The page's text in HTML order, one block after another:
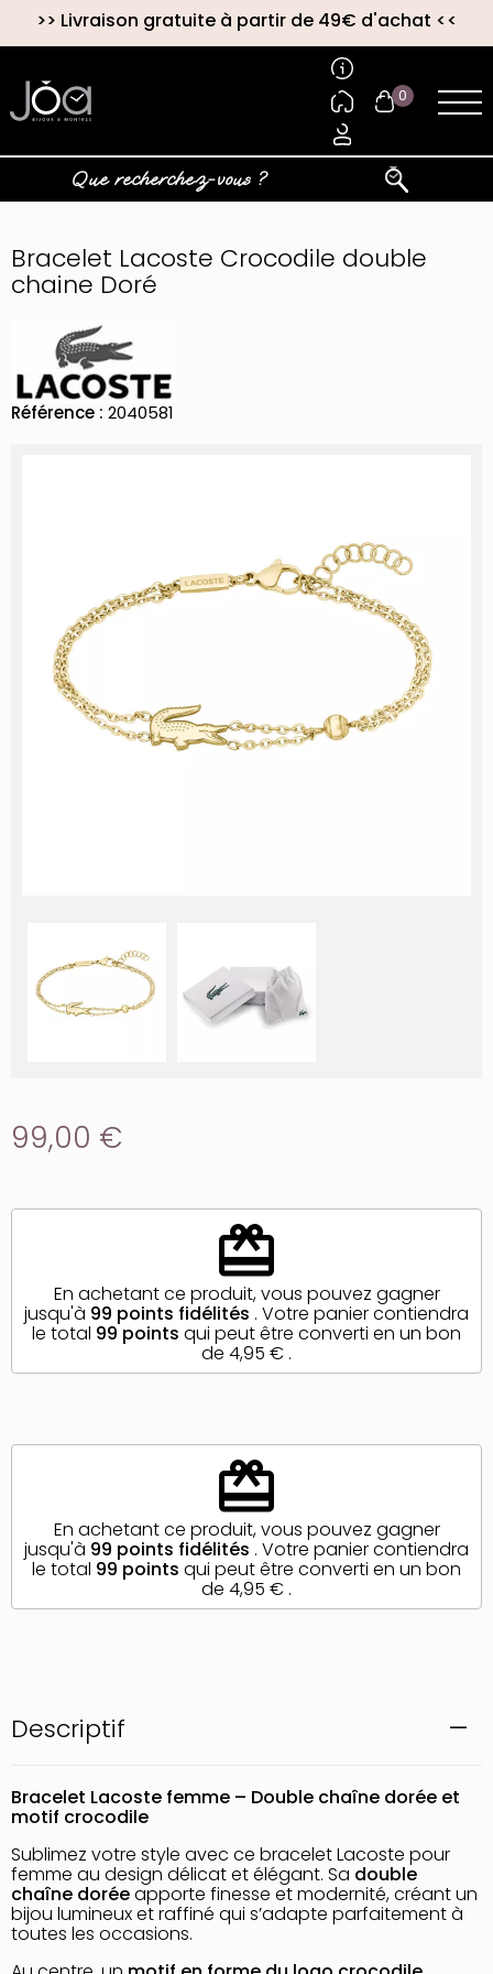
>> Livraison gratuite à partir de 49€ d'achat <<
0
Descriptif
Bracelet Lacoste femme – Double chaîne dorée et
motif crocodile
Sublimez votre style avec ce bracelet Lacoste pour
femme au design délicat et élégant. Sa double
chaîne doréeapporte finesse et modernité, créant un
bijou lumineux et raffiné qui s’adapte parfaitement à
toutes les occasions.
Bracelet Lacoste Crocodile double
chaine Doré
Référence : 2040581
99,00 €
redeem
En achetant ce produit, vous pouvez gagner
jusqu'à 99 points fidélités . Votre panier contiendra
le total 99 points qui peut être converti en un bon
de 4,95 € .
redeem
En achetant ce produit, vous pouvez gagner
jusqu'à 99 points fidélités . Votre panier contiendra
le total 99 points qui peut être converti en un bon
de 4,95 € .